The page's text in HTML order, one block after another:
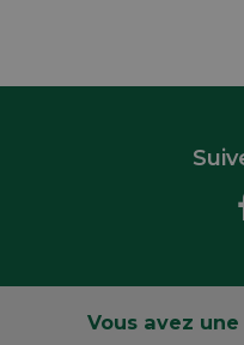
Vous avez